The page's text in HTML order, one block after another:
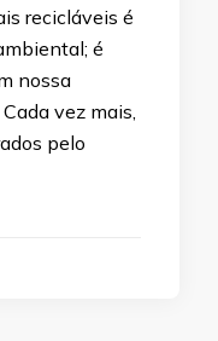
recicláveis é
é
nossa
vez mais,
pelo